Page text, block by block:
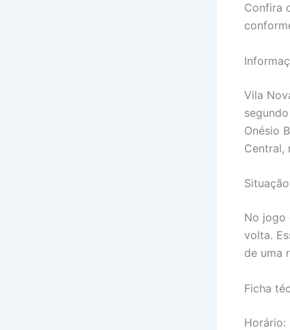
Confira
Vila
Onésio
Central,
No jogo
volta.
de uma
Ficha
Horário: